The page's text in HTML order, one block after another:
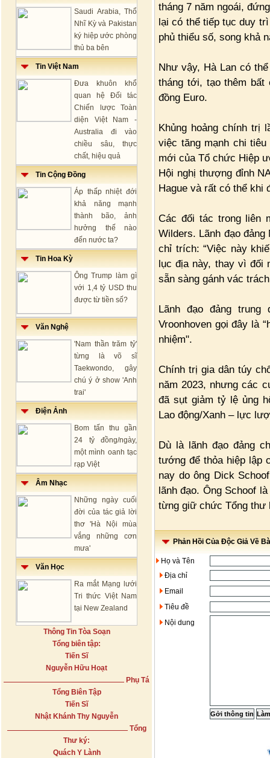
Saudi Arabia, Thổ
Nhĩ Kỳ và Pakistan
ký hiệp ước phòng
thủ ba bên
Tin Việt Nam
Đưa khuôn khổ
quan hệ Đối tác
Chiến lược Toàn
diện Việt Nam -
Australia đi vào
chiều sâu, thực
chất, hiệu quả
Tin Cộng Đồng
Áp thấp nhiệt đới
khả năng mạnh
thành bão, ảnh
hưởng thế nào
đến nước ta?
Tin Hoa Kỳ
Ông Trump làm gì
với 1,4 tỷ USD thu
được từ tiền số?
Văn Nghệ
'Nam thần trăm tỷ'
từng là võ sĩ
Taekwondo, gây
chú ý ở show 'Anh
trai'
Điện Ảnh
Bom tấn thu gần
24 tỷ đồng/ngày,
một mình oanh tạc
rạp Việt
Âm Nhạc
Những ngày cuối
đời của tác giả lời
thơ 'Hà Nội mùa
vắng những cơn
mưa'
Văn Học
Ra mắt Mạng lưới
Tri thức Việt Nam
tại New Zealand
Thông Tin Tòa Soạn
Tổng biên tập:
Tiến Sĩ
Nguyễn Hữu Hoạt
Phụ Tá
Tổng Biên Tập
Tiến Sĩ
Nhật Khánh Thy Nguyễn
Tổng
Thư ký:
Quách Y Lành
tháng 7 năm ngoái,
lại có thể tiếp tục duy
phủ thiểu số, song khả
Như vậy, Hà Lan có
tháng tới, tạo thêm
đồng Euro.
Khủng hoảng chính trị
việc tăng mạnh chi
mới của Tổ chức Hiệp
Hội nghị thượng đỉnh
Hague và rất có thể khi
Các đối tác trong liên
Wilders. Lãnh đạo
chỉ trích: “Việc này
lục địa này, thay vì đối
sẵn sàng gánh vác
Lãnh đạo đảng
Vroonhoven gọi đây là
nhiệm".
Chính trị gia dân túy
năm 2023, nhưng các
đã sụt giảm tỷ lệ ủng
Lao động/Xanh – lực
Dù là lãnh đạo đảng
tướng để thỏa hiệp lập
nay do ông Dick
lãnh đạo. Ông Schoof
từng giữ chức Tổng thư
Phản Hồi Của Độc Giả Về
Họ và Tên
Địa chỉ
Email
Tiêu đề
Nội dung